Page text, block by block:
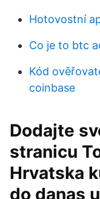
Hotovostní
Co je to btc
Kód
coinbase
Dodajte
stranicu
Hrvatska
do danas